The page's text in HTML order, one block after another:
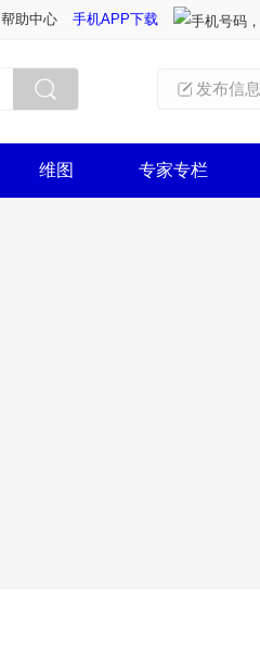
帮助中心 手机APP下载
发布信息
维图 专家专栏